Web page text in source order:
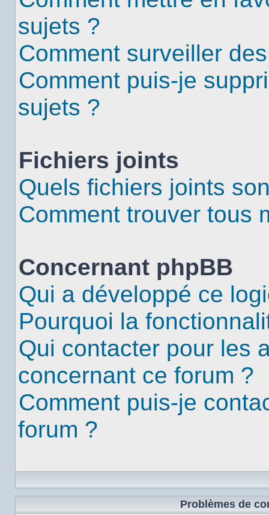
sujets ?
Comment surveiller
Comment puis-je
sujets ?
Fichiers joints
Quels fichiers joints
Comment trouver tous
Concernant phpBB
Qui a développé ce
Pourquoi la
Qui contacter pour les
concernant ce forum ?
Comment puis-je
forum ?
Problèmes de